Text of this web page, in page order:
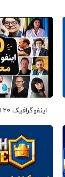
اینفوگرافیک 20 اینفوگرافیست معروف